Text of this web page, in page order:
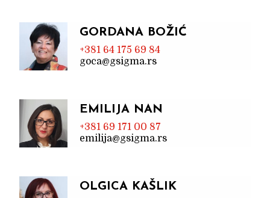
GORDANA BOŽIĆ
+381 64 175 69 84
goca@gsigma.rs
EMILIJA NAN
+381 69 171 00 87
emilija@gsigma.rs
OLGICA KAŠLIK